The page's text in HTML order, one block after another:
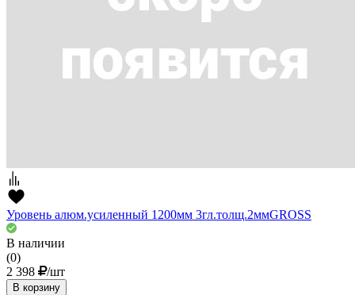
Уровень алюм.усиленный 1200мм 3гл.толщ.2ммGROSS
В наличии
(0)
2 398
/шт
В корзину